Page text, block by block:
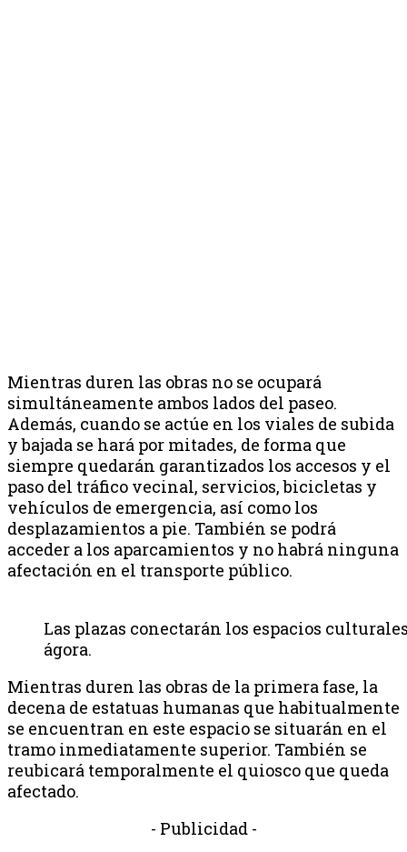
Mientras duren las obras no se ocupará
simultáneamente ambos lados del paseo.
Además, cuando se actúe en los viales de subida
y bajada se hará por mitades, de forma que
siempre quedarán garantizados los accesos y el
paso del tráfico vecinal, servicios, bicicletas y
vehículos de emergencia, así como los
desplazamientos a pie. También se podrá
acceder a los aparcamientos y no habrá ninguna
afectación en el transporte público.
Las plazas conectarán los espacios
ágora.
Mientras duren las obras de la primera fase, la
decena de estatuas humanas que habitualmente
se encuentran en este espacio se situarán en el
tramo inmediatamente superior. También se
reubicará temporalmente el quiosco que queda
afectado.
- Publicidad -